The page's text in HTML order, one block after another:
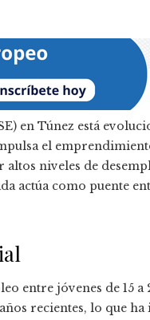
en Túnez está
el
altos niveles de
actúa como puente
entre jóvenes de 15
recientes, lo que